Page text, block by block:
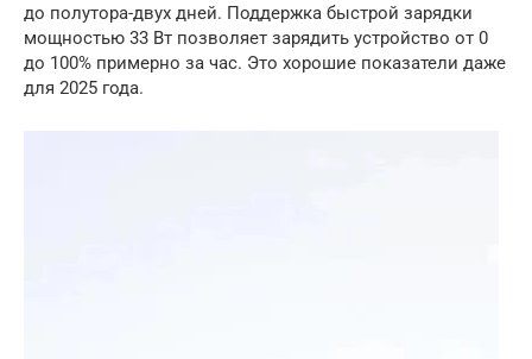
до полутора-двух дней. Поддержка быстрой зарядки
мощностью 33 Вт позволяет зарядить устройство от 0
до 100% примерно за час. Это хорошие показатели даже
для 2025 года.